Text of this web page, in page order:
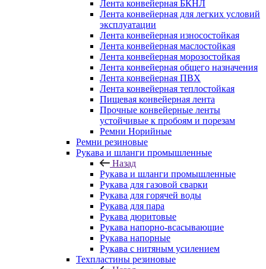
Лента конвейерная БКНЛ
Лента конвейерная для легких условий
эксплуатации
Лента конвейерная износостойкая
Лента конвейерная маслостойкая
Лента конвейерная морозостойкая
Лента конвейерная общего назначения
Лента конвейерная ПВХ
Лента конвейерная теплостойкая
Пищевая конвейерная лента
Прочные конвейерные ленты
устойчивые к пробоям и порезам
Ремни Норийные
Ремни резиновые
Рукава и шланги промышленные
Назад
Рукава и шланги промышленные
Рукава для газовой сварки
Рукава для горячей воды
Рукава для пара
Рукава дюритовые
Рукава напорно-всасывающие
Рукава напорные
Рукава с нитяным усилением
Техпластины резиновые